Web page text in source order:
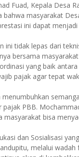
Fuad, Kepala Desa
bahwa masyarakat
ini dapat
ini tidak lepas dari
bersama
yang baik
pajak agar tepat
menumbuhkan
pajak PBB.
masyarakat bisa
dan Sosialisasi
melalui